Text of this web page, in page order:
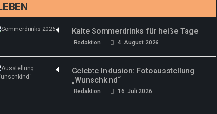
Kalte Sommerdrinks für heiße Tage
Redaktion 4. August 2026
Gelebte Inklusion: Fotoausstellung
„Wunschkind“
Redaktion 16. Juli 2026